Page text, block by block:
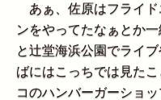
あぁ、佐原はフライド
ンをやってたなぁとか
と辻堂海浜公園でライ
ばにはこっちでは見た
コのハンバーガーショ